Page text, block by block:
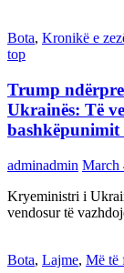
Bota, Kronikë e
top
Trump
Ukrainës: Të
bashkëpunimit
adminadmin March
Kryeministri i
vendosur të
Bota, Lajme, Më të